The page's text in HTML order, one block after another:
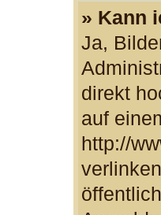
» Kann
Ja,
direkt
auf
http://